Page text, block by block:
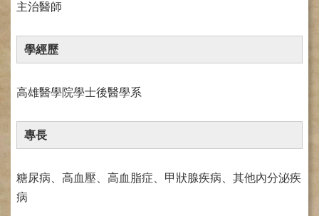
際
流
心
健
查
中
心
主治醫師
學經歷
高雄醫學院學士後醫學系
專長
糖尿病、高血壓、高血脂症、甲狀腺疾病、其他內分泌疾
病